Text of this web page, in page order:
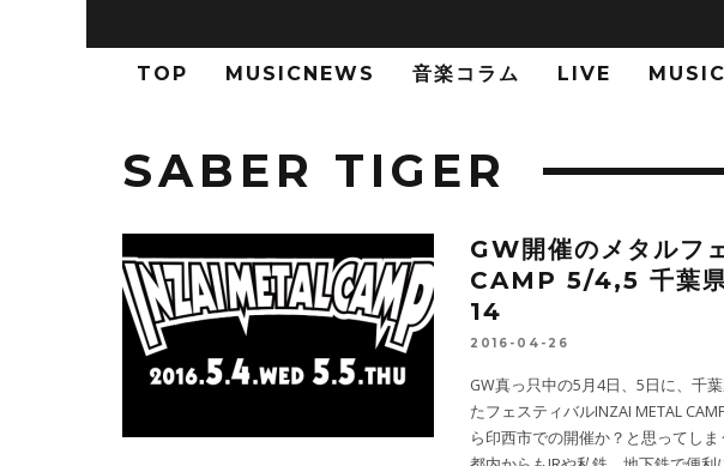
TOP MUSICNEWS 音楽コラム LIVE
SABER TIGER
GW開催のメタル
CAMP 5/4,5 千葉
14
2016-04-26
GW真っ只中の5月4日、5日に、千
たフェスティバルINZAI METAL
ら印西市での開催か？と思ってしま